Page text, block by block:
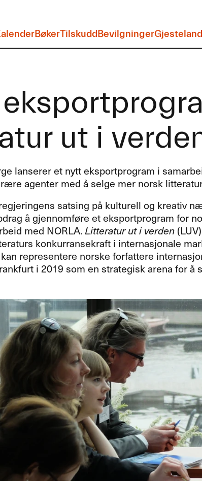
BøkerTilskuddBevilgningerGjesteland
ut i
lanserer et nytt eksportprogram i
agenter med å selge mer norsk
satsing på kulturell og kreativ
å gjennomføre et eksportprogram for
med NORLA.Litteratur ut i verden(LUV
konkurransekraft i internasjonale
representere norske forfattere
i 2019 som en strategisk arena for å